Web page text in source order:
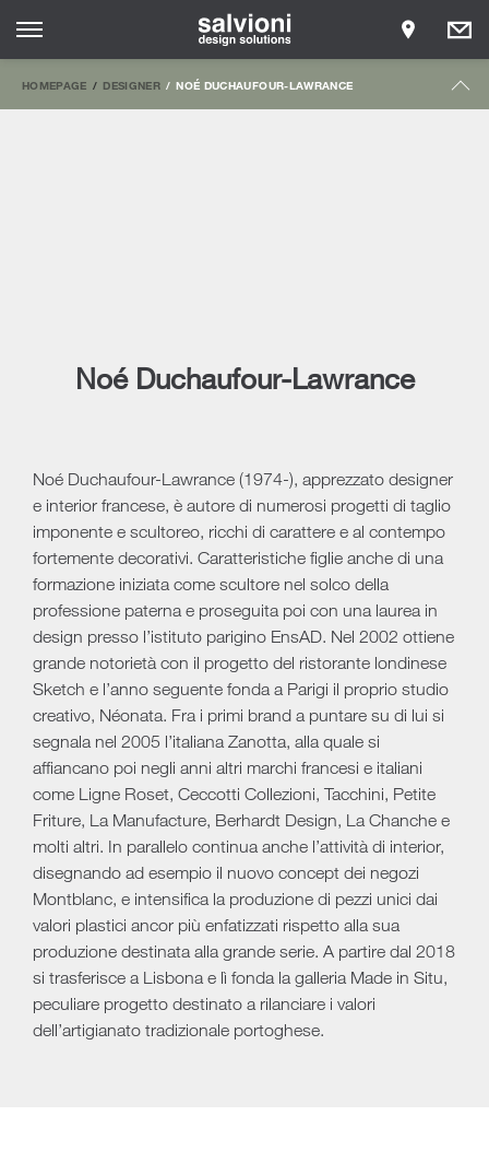
HOMEPAGE DESIGNER NOÉ DUCHAUFOUR-LAWRANCE
Noé Duchaufour-Lawrance
Noé Duchaufour-Lawrance (1974-), apprezzato designer
e interior francese, è autore di numerosi progetti di taglio
imponente e scultoreo, ricchi di carattere e al contempo
fortemente decorativi. Caratteristiche figlie anche di una
formazione iniziata come scultore nel solco della
professione paterna e proseguita poi con una laurea in
design presso l’istituto parigino EnsAD. Nel 2002 ottiene
grande notorietà con il progetto del ristorante londinese
Sketch e l’anno seguente fonda a Parigi il proprio studio
creativo, Néonata. Fra i primi brand a puntare su di lui si
segnala nel 2005 l’italiana Zanotta, alla quale si
affiancano poi negli anni altri marchi francesi e italiani
come Ligne Roset, Ceccotti Collezioni, Tacchini, Petite
Friture, La Manufacture, Berhardt Design, La Chanche e
molti altri. In parallelo continua anche l’attività di interior,
disegnando ad esempio il nuovo concept dei negozi
Montblanc, e intensifica la produzione di pezzi unici dai
valori plastici ancor più enfatizzati rispetto alla sua
produzione destinata alla grande serie. A partire dal 2018
si trasferisce a Lisbona e lì fonda la galleria Made in Situ,
peculiare progetto destinato a rilanciare i valori
dell’artigianato tradizionale portoghese.